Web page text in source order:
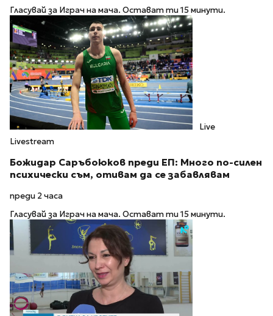
Гласувай за Играч на мача. Остават ти 15 минути.
Live
Livestream
Божидар Саръбоюков преди ЕП: Много по-силен
психически съм, отивам да се забавлявам
преди 2 часа
Гласувай за Играч на мача. Остават ти 15 минути.